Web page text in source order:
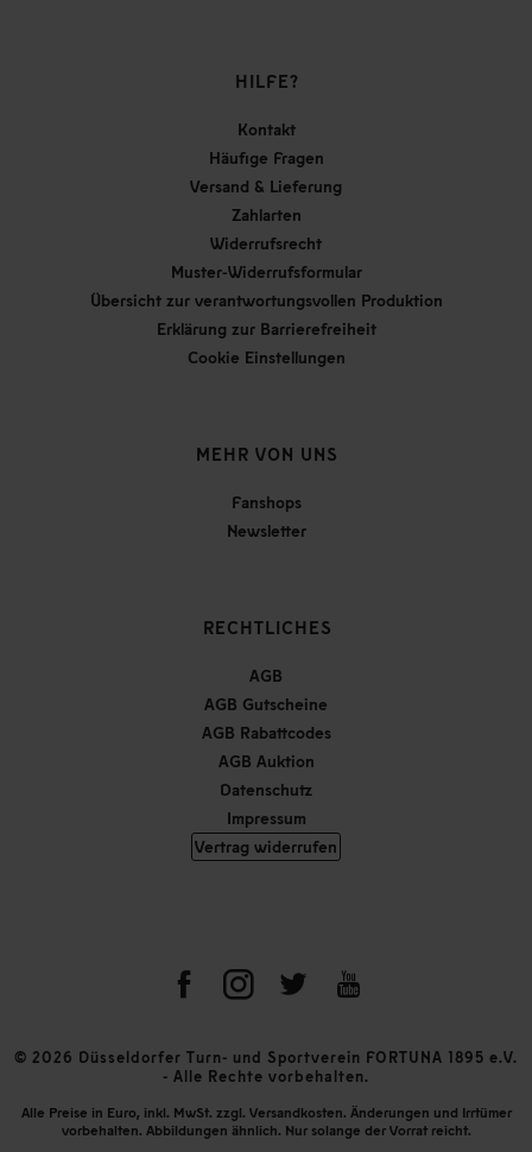
HILFE?
Kontakt
Häufige Fragen
Versand & Lieferung
Zahlarten
Widerrufsrecht
Muster-Widerrufsformular
Übersicht zur verantwortungsvollen Produktion
Erklärung zur Barrierefreiheit
Cookie Einstellungen
MEHR VON UNS
Fanshops
Newsletter
RECHTLICHES
AGB
AGB Gutscheine
AGB Rabattcodes
AGB Auktion
Datenschutz
Impressum
Vertrag widerrufen
© 2026 Düsseldorfer Turn- und Sportverein FORTUNA 1895 e.V.
- Alle Rechte vorbehalten.
Alle Preise in Euro, inkl. MwSt. zzgl. Versandkosten. Änderungen und Irrtümer
vorbehalten. Abbildungen ähnlich. Nur solange der Vorrat reicht.